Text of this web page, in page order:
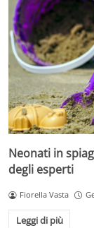
Neonati in
degli esperti
Fiorella Vasta
Leggi di più